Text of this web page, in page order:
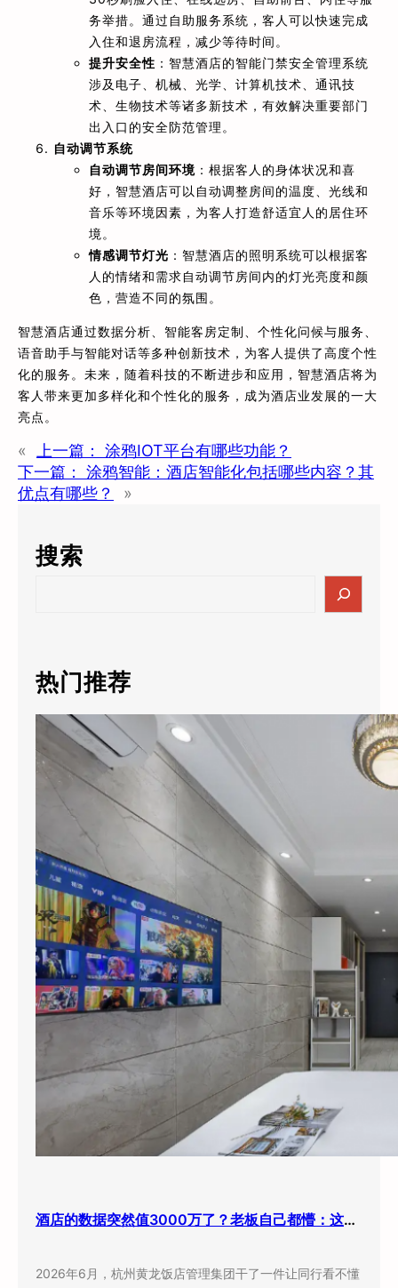
务举措。通过自助服务系统，客人可以快速完成
入住和退房流程，减少等待时间。
提升安全性 ：智慧酒店的智能门禁安全管理系统
涉及电子、机械、光学、计算机技术、通讯技
术、生物技术等诸多新技术，有效解决重要部门
出入口的安全防范管理。
自动调节系统
自动调节房间环境 ：根据客人的身体状况和喜
好，智慧酒店可以自动调整房间的温度、光线和
音乐等环境因素，为客人打造舒适宜人的居住环
境。
情感调节灯光 ：智慧酒店的照明系统可以根据客
人的情绪和需求自动调节房间内的灯光亮度和颜
色，营造不同的氛围。
智慧酒店通过数据分析、智能客房定制、个性化问候与服务、
语音助手与智能对话等多种创新技术，为客人提供了高度个性
化的服务。未来，随着科技的不断进步和应用，智慧酒店将为
客人带来更加多样化和个性化的服务，成为酒店业发展的一大
亮点。
« 上一篇：
涂鸦IOT平台有哪些功能？
下一篇：
涂鸦智能：酒店智能化包括哪些内容？其
优点有哪些？
»
搜索
c
h
热门推荐
酒店的数据突然值3000万了？老板自己都懵：这玩意儿还能卖钱？
2026年6月，杭州黄龙饭店管理集团干了一件让同行看不懂